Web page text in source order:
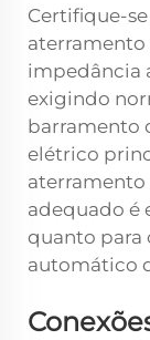
Certifique-
aterramento
impedância
exigindo
barramento
elétrico
adequado é
quanto para
automático